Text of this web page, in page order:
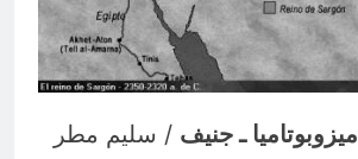
واسطورة الخلود الشيعة
ساعة واحدة Ago
ميزوبوتاميا ـ جنيف / سليم مطر